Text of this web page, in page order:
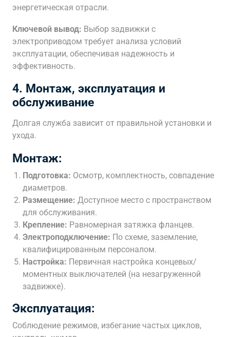
энергетическая отрасли.
Ключевой вывод: Выбор задвижки с
электроприводом требует анализа условий
эксплуатации, обеспечивая надежность и
эффективность.
4. Монтаж, эксплуатация и
обслуживание
Долгая служба зависит от правильной установки и
ухода.
Монтаж:
Подготовка: Осмотр, комплектность, совпадение
диаметров.
Размещение: Доступное место с пространством
для обслуживания.
Крепление: Равномерная затяжка фланцев.
Электроподключение: По схеме, заземление,
квалифицированным персоналом.
Настройка: Первичная настройка концевых/
моментных выключателей (на незагруженной
задвижке).
Эксплуатация:
Соблюдение режимов, избегание частых циклов,